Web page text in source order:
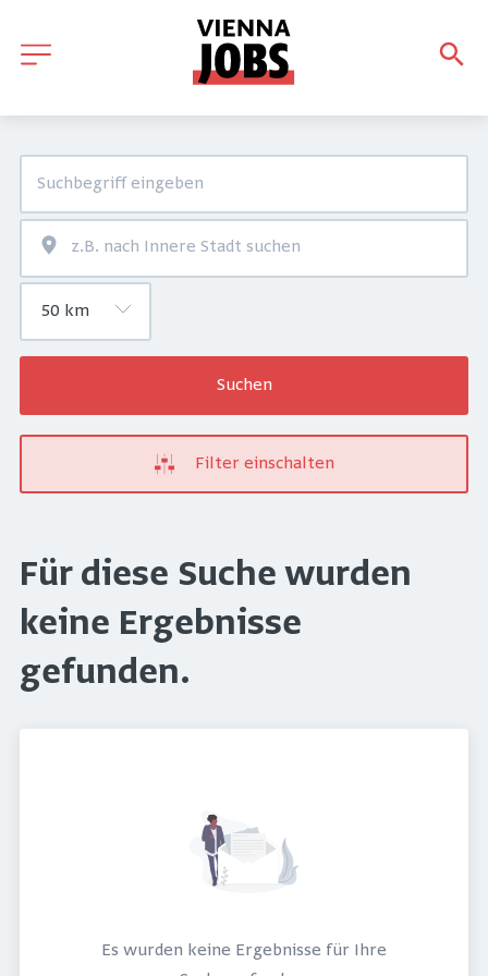
Suchen
Filter einschalten
Für diese Suche wurden
keine Ergebnisse
gefunden.
Es wurden keine Ergebnisse für Ihre